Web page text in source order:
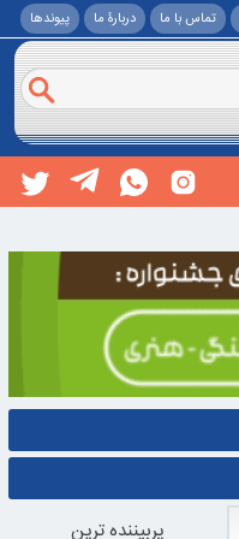
تماس با ما دربارۀ ما پيوندها
پربيننده ترين